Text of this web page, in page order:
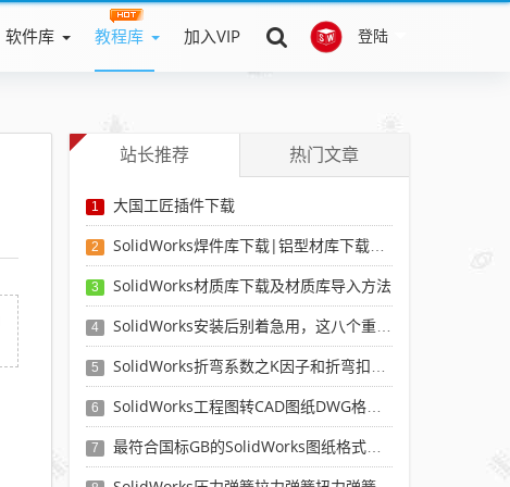
登陆
软件库 教程库 加入VIP
站长推荐 热门文章
1 大国工匠插件下载
2 SolidWorks焊件库下载|铝型材库下载|附sw焊件库添加配置使用教程
3 SolidWorks材质库下载及材质库导入方法
4 SolidWorks安装后别着急用，这八个重要SolidWorks设置可以提高你的画图效率
5 SolidWorks折弯系数之K因子和折弯扣除表-溪风推荐
6 SolidWorks工程图转CAD图纸DWG格式映射文件无乱码可分层-溪风亲测推荐
7 最符合国标GB的SolidWorks图纸格式和图纸模板下载-溪风专用版